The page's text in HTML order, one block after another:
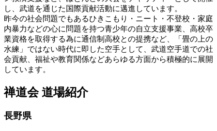
し、武道を通じた国際貢献活動に邁進しています。
昨今の社会問題でもあるひきこもり・ニート・不登校・家庭
内暴力などの心に問題を持つ青少年の自立支援事業、高校卒
業資格を取得する為に通信制高校との提携など、「畳の上の
水練」ではない時代に即した空手として、武道空手道での社
会貢献、福祉や教育関係などあらゆる方面から積極的に展開
しています。
禅道会 道場紹介
長野県